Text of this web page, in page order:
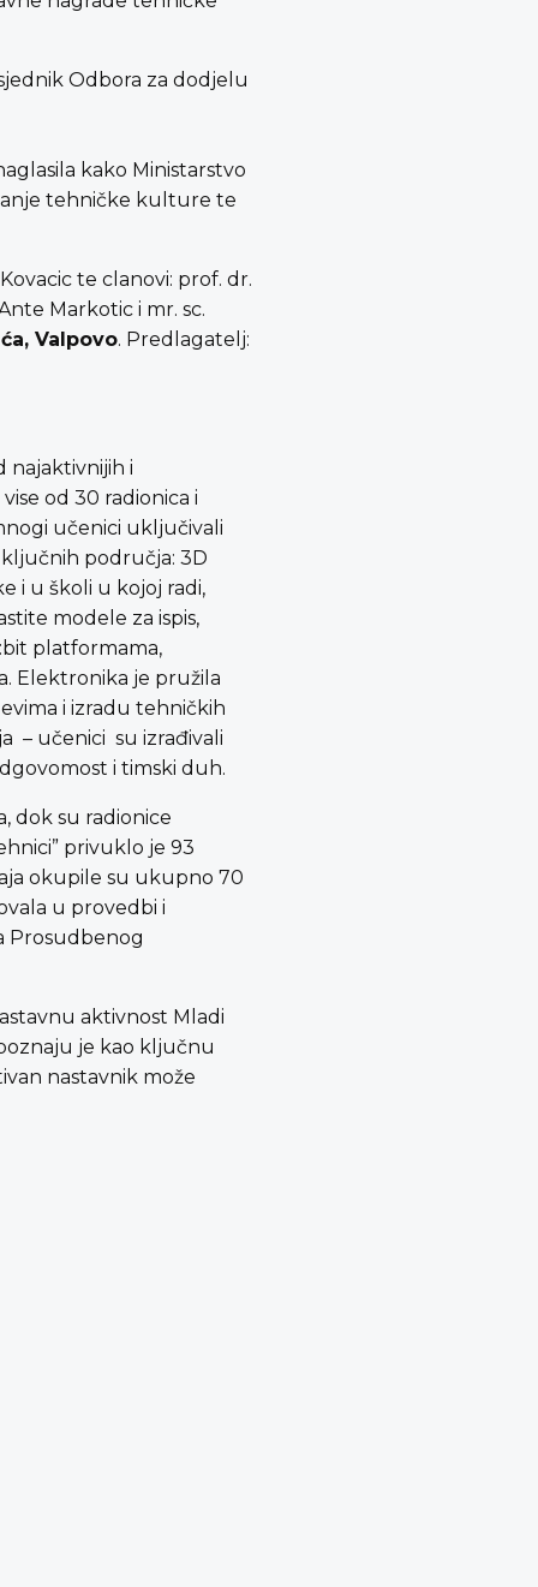
Odbora za dodjelu
kako Ministarstvo
tehničke kulture te
te clanovi: prof. dr.
Markotic i mr. sc.
Valpovo. Predlagatelj:
najaktivnijih i
od 30 radionica i
učenici uključivali
područja: 3D
i u školi u kojoj radi,
modele za ispis,
platformama,
Elektronika je pružila
i izradu tehničkih
– učenici su izrađivali
i timski duh.
dok su radionice
privuklo je 93
okupile su ukupno 70
u provedbi i
Prosudbenog
aktivnost Mladi
je kao ključnu
nastavnik može